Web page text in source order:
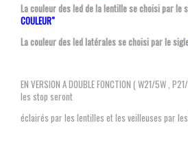
La couleur des led de la lentille se choisi par le
COULEUR"
La couleur des led latérales se choisi par le
EN VERSION A DOUBLE FONCTION ( W21/5W ,
les stop seront
éclairés par les lentilles et les veilleuses par